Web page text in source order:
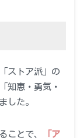
ストア派」の
知恵・勇気・
した。
ことで、
「ア